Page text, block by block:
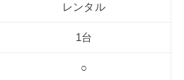
レンタル
1台
○